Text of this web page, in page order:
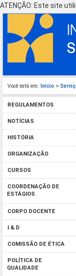
ATENÇÃO: Este site
Você está em: Início >
REGULAMENTOS
NOTÍCIAS
HISTÓRIA
ORGANIZAÇÃO
CURSOS
COORDENAÇÃO DE
ESTÁGIOS
CORPO DOCENTE
I & D
COMISSÃO DE ÉTICA
POLÍTICA DE
QUALIDADE